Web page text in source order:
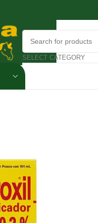
SELECT CATEGORY